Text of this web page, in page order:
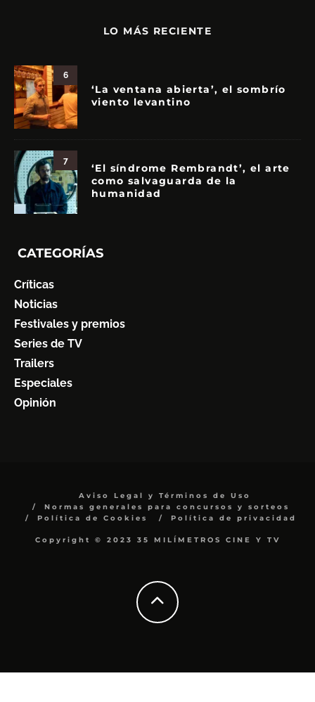
LO MÁS RECIENTE
6
‘La ventana abierta’, el sombrío
viento levantino
7
‘El síndrome Rembrandt’, el arte
como salvaguarda de la
humanidad
CATEGORÍAS
Críticas
Noticias
Festivales y premios
Series de TV
Trailers
Especiales
Opinión
Aviso Legal y Términos de Uso
Normas generales para concursos y sorteos
Política de Cookies
Política de privacidad
Copyright © 2023 35 MILÍMETROS CINE Y TV